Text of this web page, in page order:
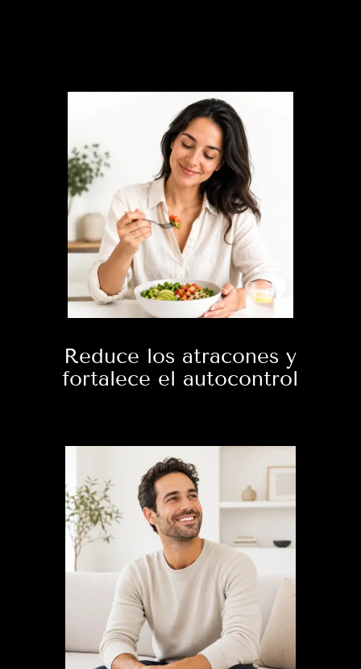
Reduce los atracones y
fortalece el autocontrol